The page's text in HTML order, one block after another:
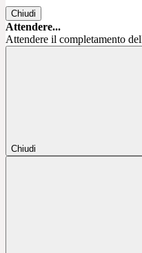
Chiudi
Attendere...
Attendere il completamento
Chiudi